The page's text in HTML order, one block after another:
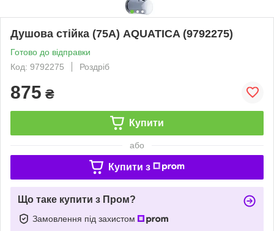
Душова стійка (75A) AQUATICA (9792275)
Готово до відправки
Код: 9792275
Роздріб
875 ₴
Купити
або
Купити з
Що таке купити з Пром?
Замовлення під захистом